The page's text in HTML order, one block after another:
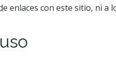
enlaces con este sitio, ni a